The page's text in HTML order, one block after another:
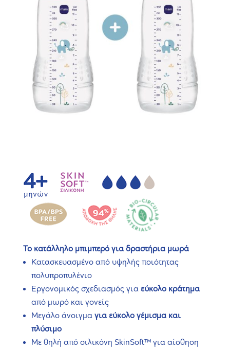
Το κατάλληλο μπιμπερό για δραστήρια μωρά
Κατασκευασμένο από υψηλής ποιότητας
πολυπροπυλένιο
Εργονομικός σχεδιασμός για εύκολο κράτημα
από μωρό και γονείς
Μεγάλο άνοιγμα για εύκολο γέμισμα και
πλύσιμο
Με θηλή από σιλικόνη SkinSoft™ για αίσθηση